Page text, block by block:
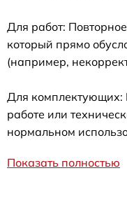
Для работ:
который прямо
(например,
Для комплектующих:
работе или
нормальном
Показать полностью